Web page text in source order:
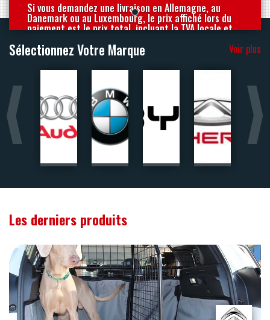
Si vous demandez une livraison en Allemagne, au
Danemark ou au Luxembourg, le prix affiché lors du
paiement est le prix total, incluant la TVA locale et
Si vous demandez une livraison vers toute autre
destination située en dehors de la zone fiscale
facturée lors du paiement. Vous devrez régler la TVA
locale ainsi que les éventuels droits de douane
auprès du transporteur au moment de la livraison de
votre commande.
Voir plus
Sélectionnez Votre Marque
prev next
Les derniers produits